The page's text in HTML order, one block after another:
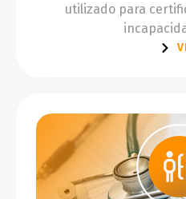
utilizado para